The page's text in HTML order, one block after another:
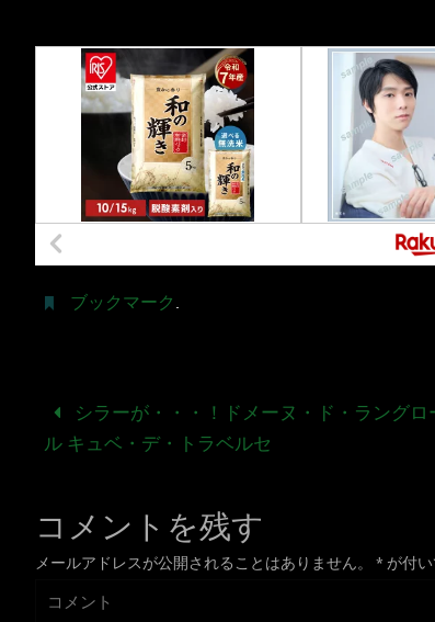
ブックマーク .
シラーが・・・！ドメーヌ・ド・ラングロ
ル キュベ・デ・トラベルセ
コメントを残す
メールアドレスが公開されることはありません。 * が付